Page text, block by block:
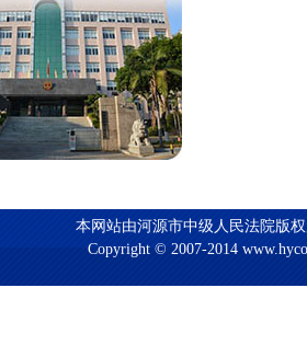
本网站由河源市中级人民法院版
Copyright © 2007-2014